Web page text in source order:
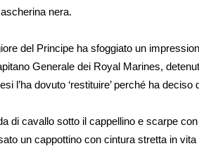
nera.
del Principe ha sfoggiato un
Generale dei Royal Marines,
l’ha dovuto ‘restituire’ perché ha
di cavallo sotto il cappellino e scarpe
un cappottino con cintura stretta in vita